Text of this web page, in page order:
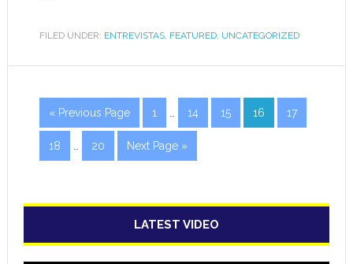
FILED UNDER: ENTREVISTAS, FEATURED, UNCATEGORIZED
« Previous Page 1 14 15 16 17
18 20 Next Page »
LATEST VIDEO